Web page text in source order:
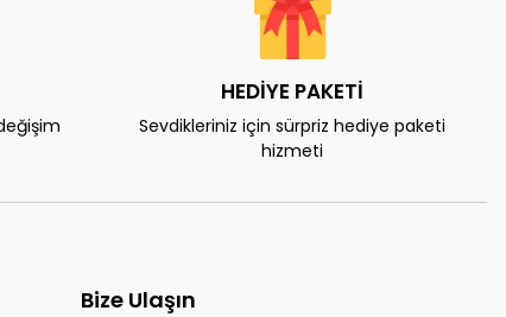
HEDİYE PAKETİ
Sevdikleriniz için sürpriz hediye paketi
hizmeti
Bize Ulaşın